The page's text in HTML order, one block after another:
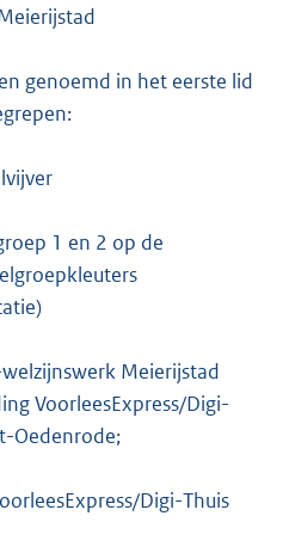
genoemd in het eerste lid
1 en 2 op de
Meierijstad
VoorleesExpress/Digi-
Oedenrode;
Digi-Thuis